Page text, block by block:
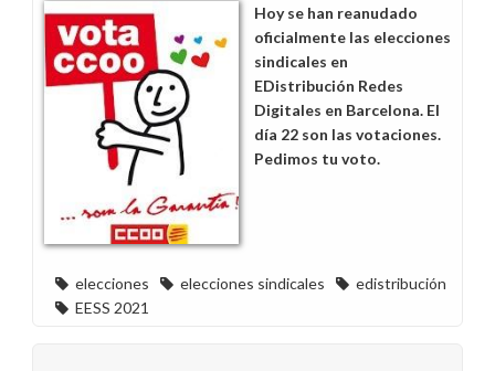
Redes
Digitales
en
Barcelona
Hoy se han reanudado
oficialmente las elecciones
sindicales en
EDistribución Redes
Digitales en Barcelona. El
día 22 son las votaciones.
Pedimos tu voto.
elecciones elecciones sindicales
edistribución
EESS 2021